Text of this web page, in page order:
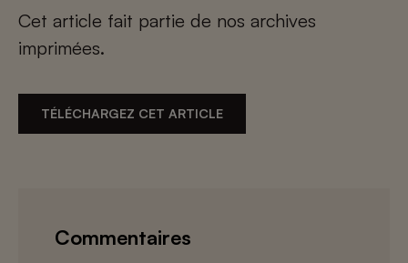
Cet article fait partie de nos archives
imprimées.
TÉLÉCHARGEZ CET ARTICLE
Commentaires